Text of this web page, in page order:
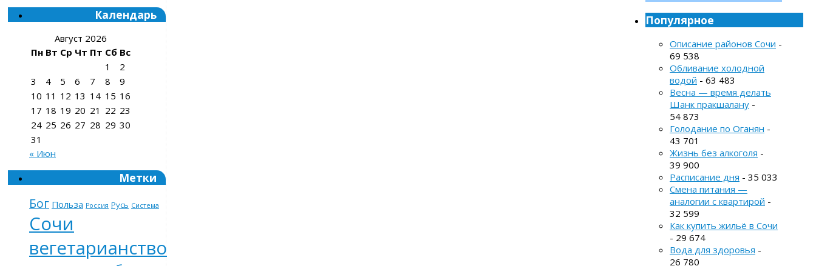
Календарь
Август 2026
Пн Вт Ср Чт Пт Сб Вс
1
2
3
4 5 6 7 8
9
10 11 12 13 14 15 16
17 18 19 20 21 22 23
24 25 26 27 28 29 30
31
« Июн
Метки
Бог Польза Россия Русь Система
Сочи
вегетарианство
Популярное
Описание районов Сочи -
69 538
Обливание холодной
водой - 63 483
Весна — время делать
Шанк пракшалану -
54 873
Голодание по Оганян -
43 701
Жизнь без алкоголя -
39 900
Расписание дня - 35 033
Смена питания —
аналогии с квартирой -
32 599
Как купить жильё в Сочи
- 29 674
Вода для здоровья -
26 780